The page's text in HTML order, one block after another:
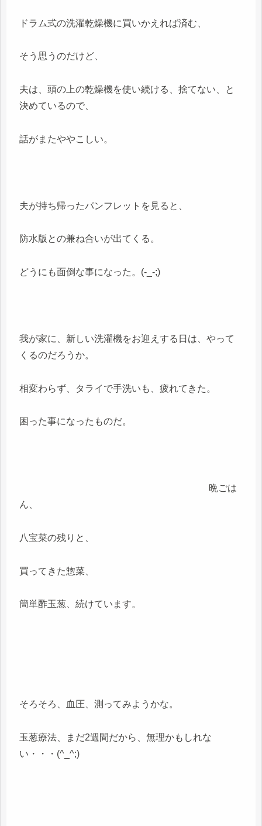
ドラム式の洗濯乾燥機に買いかえれば済む、
そう思うのだけど、
夫は、頭の上の乾燥機を使い続ける、捨てない、と
決めているので、
話がまたややこしい。
夫が持ち帰ったパンフレットを見ると、
防水版との兼ね合いが出てくる。
どうにも面倒な事になった。(-_-;)
我が家に、新しい洗濯機をお迎えする日は、やって
くるのだろうか。
相変わらず、タライで手洗いも、疲れてきた。
困った事になったものだ。
晩ごは
ん、
八宝菜の残りと、
買ってきた惣菜、
簡単酢玉葱、続けています。
そろそろ、血圧、測ってみようかな。
玉葱療法、まだ2週間だから、無理かもしれな
い・・・(^_^;)